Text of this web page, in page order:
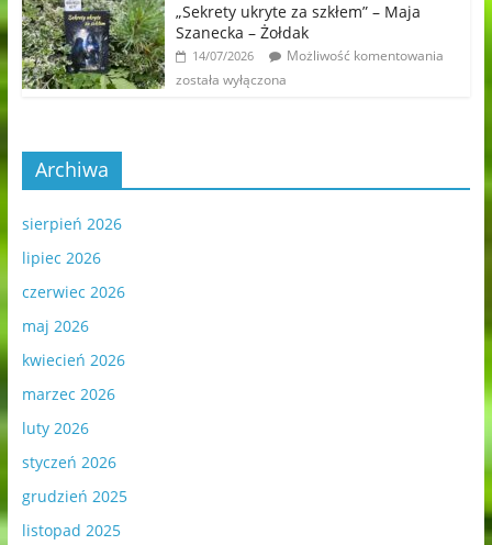
„Sekrety ukryte za szkłem” – Maja
Szanecka – Żołdak
14/07/2026
Możliwość komentowania
została wyłączona
Archiwa
sierpień 2026
lipiec 2026
czerwiec 2026
maj 2026
kwiecień 2026
marzec 2026
luty 2026
styczeń 2026
grudzień 2025
listopad 2025